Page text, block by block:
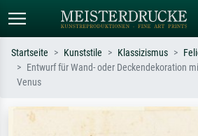
Wiese,
Startseite Kunststile Klassizismus
Entwurf für Wand- oder Deckendekoration
Venus